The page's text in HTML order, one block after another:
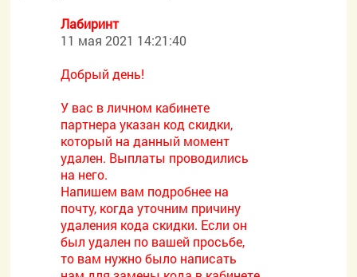
Лабиринт
11 мая 2021 14:21:40
Добрый день!
У вас в личном кабинете
партнера указан код скидки,
который на данный момент
удален. Выплаты проводились
на него.
Напишем вам подробнее на
почту, когда уточним причину
удаления кода скидки. Если он
был удален по вашей просьбе,
то вам нужно было написать